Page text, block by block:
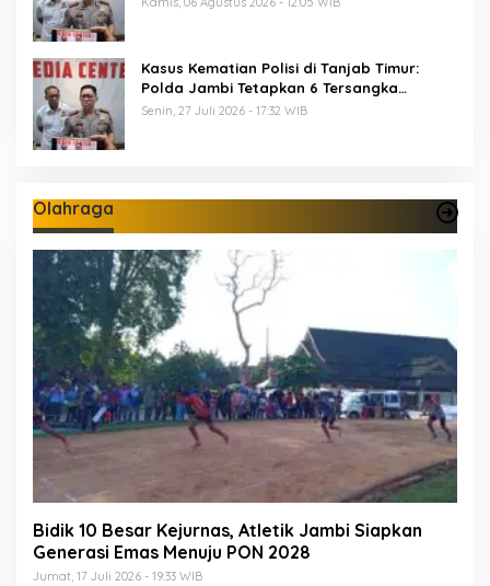
Kasus Kematian Polisi di Tanjab Timur:
Polda Jambi Tetapkan 6 Tersangka
Termasuk 5 Anggota Polri
Senin, 27 Juli 2026 - 17:32 WIB
Olahraga
Bidik 10 Besar Kejurnas, Atletik Jambi Siapkan
Generasi Emas Menuju PON 2028
Jumat, 17 Juli 2026 - 19:33 WIB